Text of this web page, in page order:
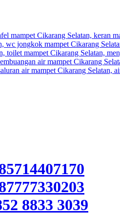
mampet Cikarang Selatan, keran
jongkok mampet Cikarang
mampet Cikarang Selatan,
air mampet Cikarang
air mampet Cikarang Selatan,
8833 3039